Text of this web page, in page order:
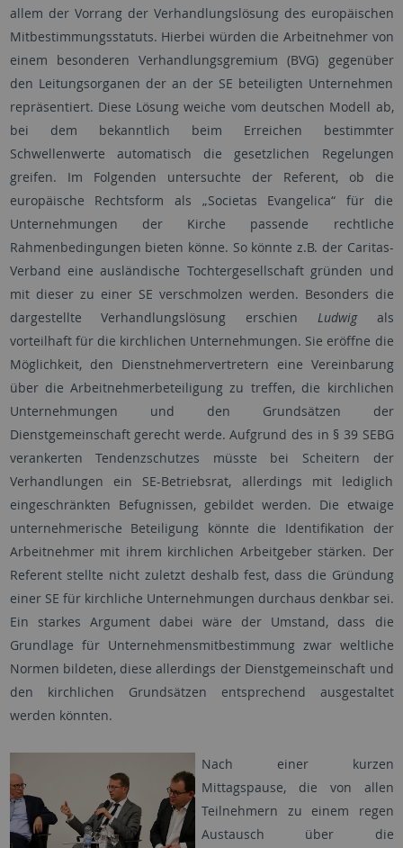
allem der Vorrang der Verhandlungslösung des europäischen
Mitbestimmungsstatuts. Hierbei würden die Arbeitnehmer von
einem besonderen Verhandlungsgremium (BVG) gegenüber
den Leitungsorganen der an der SE beteiligten Unternehmen
repräsentiert. Diese Lösung weiche vom deutschen Modell ab,
bei dem bekanntlich beim Erreichen bestimmter
Schwellenwerte automatisch die gesetzlichen Regelungen
greifen. Im Folgenden untersuchte der Referent, ob die
europäische Rechtsform als „Societas Evangelica“ für die
Unternehmungen der Kirche passende rechtliche
Rahmenbedingungen bieten könne. So könnte z.B. der Caritas-
Verband eine ausländische Tochtergesellschaft gründen und
mit dieser zu einer SE verschmolzen werden. Besonders die
dargestellte Verhandlungslösung erschien Ludwig als
vorteilhaft für die kirchlichen Unternehmungen. Sie eröffne die
Möglichkeit, den Dienstnehmervertretern eine Vereinbarung
über die Arbeitnehmerbeteiligung zu treffen, die kirchlichen
Unternehmungen und den Grundsätzen der
Dienstgemeinschaft gerecht werde. Aufgrund des in § 39 SEBG
verankerten Tendenzschutzes müsste bei Scheitern der
Verhandlungen ein SE-Betriebsrat, allerdings mit lediglich
eingeschränkten Befugnissen, gebildet werden. Die etwaige
unternehmerische Beteiligung könnte die Identifikation der
Arbeitnehmer mit ihrem kirchlichen Arbeitgeber stärken. Der
Referent stellte nicht zuletzt deshalb fest, dass die Gründung
einer SE für kirchliche Unternehmungen durchaus denkbar sei.
Ein starkes Argument dabei wäre der Umstand, dass die
Grundlage für Unternehmensmitbestimmung zwar weltliche
Normen bildeten, diese allerdings der Dienstgemeinschaft und
den kirchlichen Grundsätzen entsprechend ausgestaltet
werden könnten.
Nach einer kurzen
Mittagspause, die von allen
Teilnehmern zu einem regen
Austausch über die